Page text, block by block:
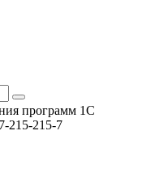
программ 1С
215-215-7